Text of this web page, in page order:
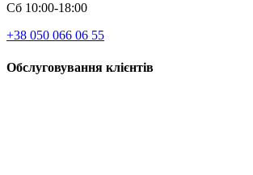
Сб 10:00-18:00
+38 050 066 06 55
Обслуговування клієнтів